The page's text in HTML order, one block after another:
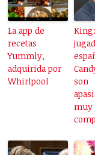
La app de
recetas
Yummly,
adquirida por
Whirlpool
son
muy